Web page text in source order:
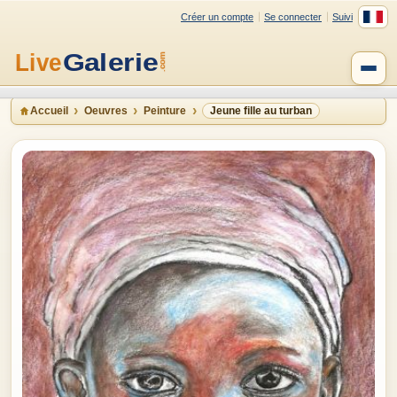
Créer un compte Se connecter Suivi
Accueil Oeuvres Peinture Jeune fille au turban